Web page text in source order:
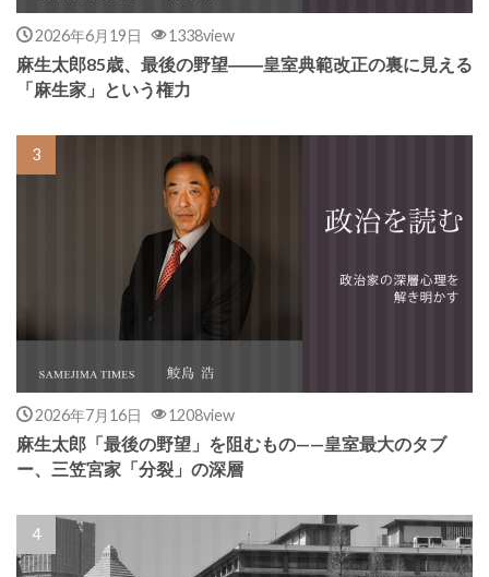
2026年6月19日 1338view
麻生太郎85歳、最後の野望――皇室典範改正の裏に見える
「麻生家」という権力
2026年7月16日 1208view
麻生太郎「最後の野望」を阻むもの——皇室最大のタブ
ー、三笠宮家「分裂」の深層